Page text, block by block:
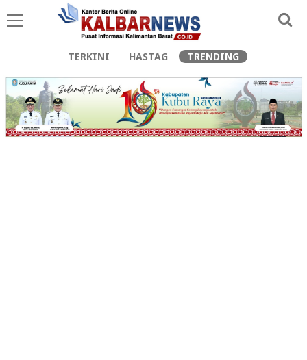
TERKINI HASTAG TRENDING